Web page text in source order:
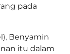
pada
Benyamin
itu dalam